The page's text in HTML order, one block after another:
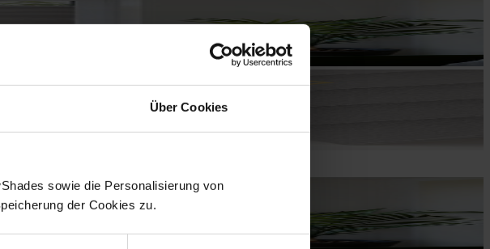
Über Cookies
sowie die Personalisierung von
der Cookies zu.